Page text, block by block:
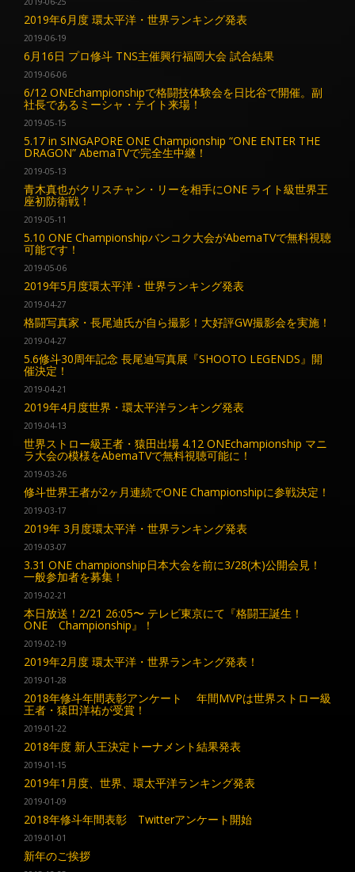
2019年6月度 環太平洋・世界ランキング発表
2019-06-19
6月16日 プロ修斗 TNS主催興行福岡大会 試合結果
2019-06-06
6/12 ONEchampionshipで格闘技体験会を日比谷で開催。副
社長であるミーシャ・テイト来場！
2019-05-15
5.17 in SINGAPORE ONE Championship “ONE ENTER THE
DRAGON” AbemaTVで完全生中継！
2019-05-13
青木真也がクリスチャン・リーを相手にONE ライト級世界王
座初防衛戦！
2019-05-11
5.10 ONE Championshipバンコク大会がAbemaTVで無料視聴
可能です！
2019-05-06
2019年5月度環太平洋・世界ランキング発表
2019-04-27
格闘写真家・長尾迪氏が自ら撮影！大好評GW撮影会を実施！
2019-04-27
5.6修斗30周年記念 長尾迪写真展『SHOOTO LEGENDS』開
催決定！
2019-04-21
2019年4月度世界・環太平洋ランキング発表
2019-04-13
世界ストロー級王者・猿田出場 4.12 ONEchampionship マニ
ラ大会の模様をAbemaTVで無料視聴可能に！
2019-03-26
修斗世界王者が2ヶ月連続でONE Championshipに参戦決定！
2019-03-17
2019年 3月度環太平洋・世界ランキング発表
2019-03-07
3.31 ONE championship日本大会を前に3/28(木)公開会見！
一般参加者を募集！
2019-02-21
本日放送！2/21 26:05〜 テレビ東京にて『格闘王誕生！
ONE Championship』！
2019-02-19
2019年2月度 環太平洋・世界ランキング発表！
2019-01-28
2018年修斗年間表彰アンケート 年間MVPは世界ストロー級
王者・猿田洋祐が受賞！
2019-01-22
2018年度 新人王決定トーナメント結果発表
2019-01-15
2019年1月度、世界、環太平洋ランキング発表
2019-01-09
2018年修斗年間表彰 Twitterアンケート開始
2019-01-01
新年のご挨拶